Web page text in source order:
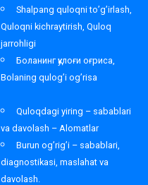
Shalpang quloqni to’g’irlash,
Quloqni kichraytirish, Quloq
jarrohligi
Боланинг қулоғи оғриса,
Bolaning qulog’i og’risa
Quloqdagi yiring – sabablari
va davolash – Alomatlar
Burun og’rig’i – sabablari,
diagnostikasi, maslahat va
davolash.